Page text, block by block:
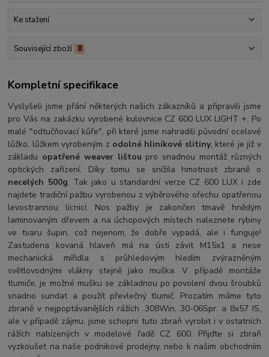
Ke stažení
Související zboží 8
Kompletní specifikace
Vyslyšeli jsme přání některých našich zákazníků a připravili jsme
pro Vás na zakázku vyrobené kulovnice CZ 600 LUX LIGHT +. Po
malé "odtučňovací kůře", při které jsme nahradili původní ocelové
lůžko, lůžkem vyrobeným z odolné hliníkové slitiny, které je již v
základu opatřené weaver lištou pro snadnou montáž různých
optických zařízení. Díky tomu se snížila hmotnost zbraně o
necelých 500g. Tak jako u standardní verze CZ 600 LUX i zde
najdete tradiční pažbu vyrobenou z výběrového ořechu opatřenou
levostrannou lícnicí. Nos pažby je zakončen tmavě hnědým
laminovaným dřevem a na úchopových místech naleznete rybiny
ve tvaru šupin, což nejenom, že dobře vypadá, ale i funguje!
Zastudena kovaná hlaveň má na ústí závit M15x1 a nese
mechanická mířidla s průhledovým hledím zvýrazněným
světlovodnými vlákny stejně jako muška. V případě montáže
tlumiče, je možné mušku se základnou po povolení dvou šroubků
snadno sundat a použít převlečný tlumič. Prozatím máme tyto
zbraně v nejpoptávanějších rážích .308Win, 30-06Spr. a 8x57 IS,
ale v případě zájmu, jsme schopni tuto zbraň vyrobit i v ostatních
rážích nabízených v modelové řadě CZ 600. Přijďte si zbraň
vyzkoušet na naše podnikové prodejny, nebo k našim obchodním